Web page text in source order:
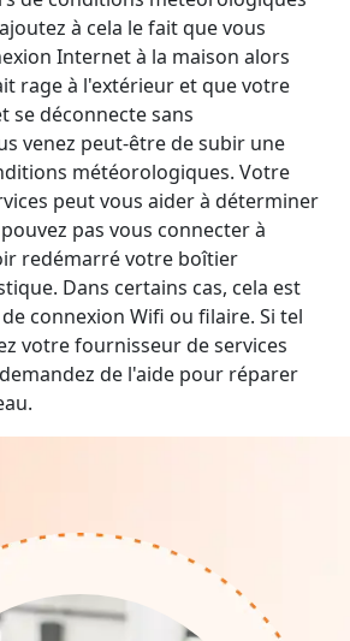
à cela le fait que vous
Internet à la maison alors
rage à l'extérieur et que votre
se déconnecte sans
venez peut-être de subir une
météorologiques. Votre
peut vous aider à déterminer
pas vous connecter à
redémarré votre boîtier
Dans certains cas, cela est
connexion Wifi ou filaire. Si tel
votre fournisseur de services
de l'aide pour réparer